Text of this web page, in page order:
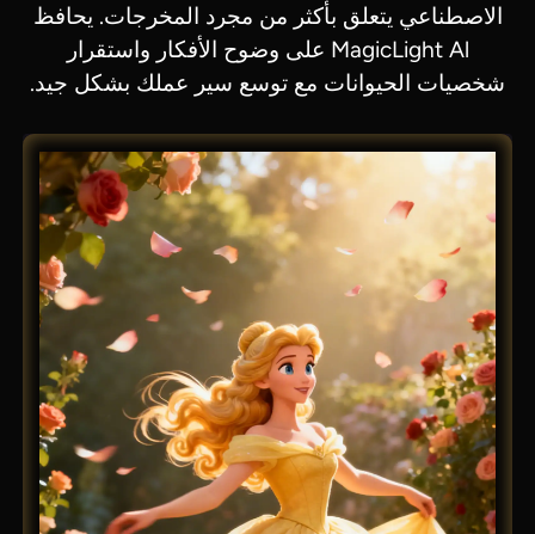
الاصطناعي يتعلق بأكثر من مجرد المخرجات. يحافظ
MagicLight Al على وضوح الأفكار واستقرار
شخصيات الحيوانات مع توسع سير عملك بشكل جيد.